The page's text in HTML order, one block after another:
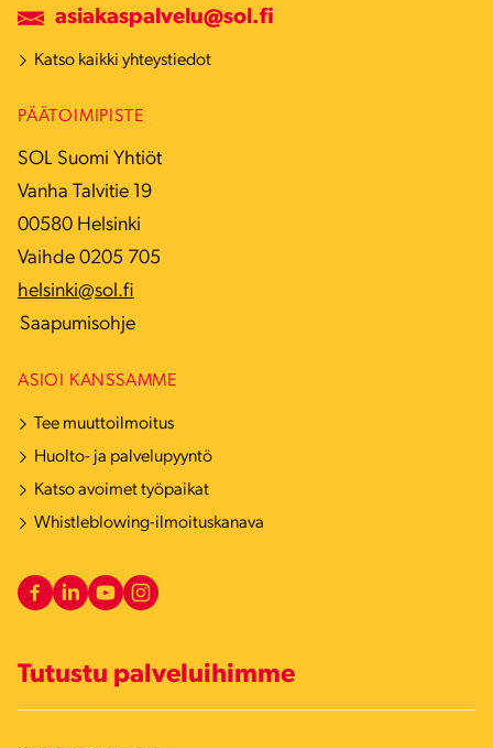
asiakaspalvelu@sol.fi
Katso kaikki yhteystiedot
PÄÄTOIMIPISTE
SOL Suomi Yhtiöt
Vanha Talvitie 19
00580 Helsinki
Vaihde 0205 705
helsinki@sol.fi
Saapumisohje
ASIOI KANSSAMME
Tee muuttoilmoitus
Huolto- ja palvelupyyntö
Katso avoimet työpaikat
Whistleblowing-ilmoituskanava
Tutustu palveluihimme